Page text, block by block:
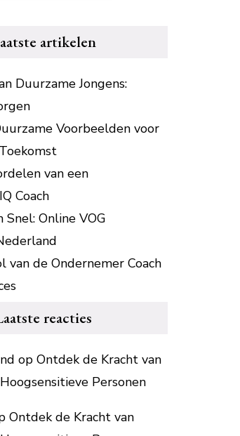
artikelen
Duurzame Jongens:
Voorbeelden voor
van een
Coach
Snel: Online VOG
van de Ondernemer Coach
reacties
op Ontdek de Kracht van
Personen
Ontdek de Kracht van